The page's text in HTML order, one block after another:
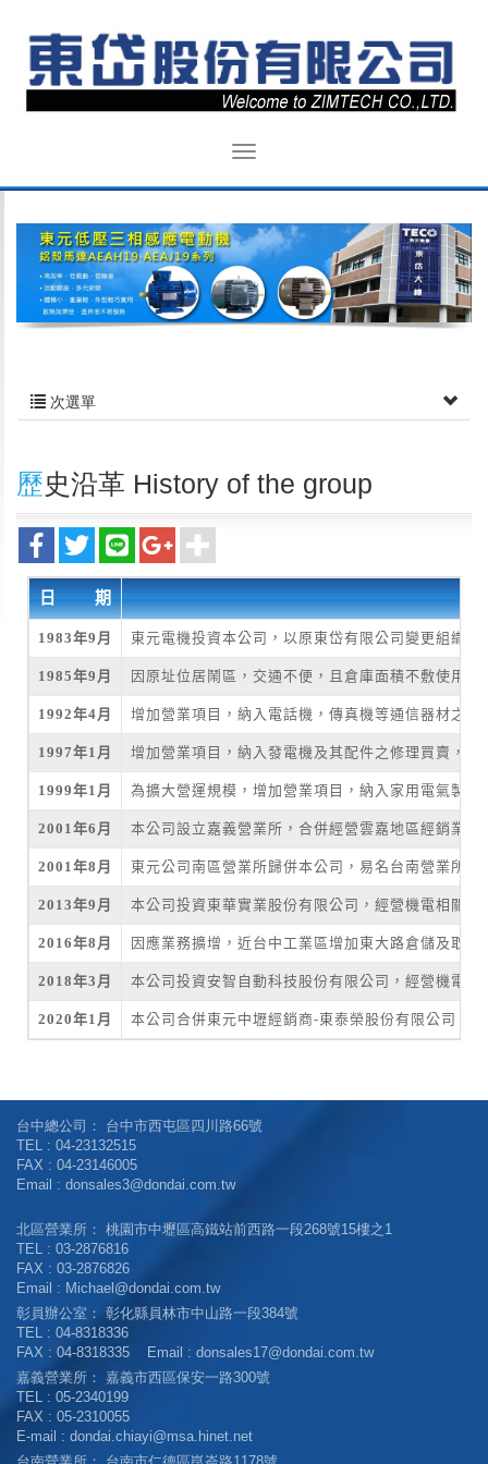
次選單
歷史沿革 History of the group
日 期
1983年9月 東元電機投資本公司，以原東岱有限公司變更組織
1985年9月 因原址位居鬧區，交通不便，且倉庫面積不敷使用
1992年4月 增加營業項目，納入電話機，傳真機等通信器材之
1997年1月 增加營業項目，納入發電機及其配件之修理買賣，
1999年1月 為擴大營運規模，增加營業項目，納入家用電氣製
2001年6月 本公司設立嘉義營業所，合併經營雲嘉地區經銷業務
2001年8月 東元公司南區營業所歸併本公司，易名台南營業所繼
2013年9月 本公司投資東華實業股份有限公司，經營機電相關產
2016年8月 因應業務擴增，近台中工業區增加東大路倉儲及取貨
2018年3月 本公司投資安智自動科技股份有限公司，經營機電器
2020年1月 本公司合併東元中壢經銷商-東泰榮股份有限公司，
台中總公司： 台中市西屯區四川路66號
TEL : 04-23132515
FAX : 04-23146005
Email : donsales3@dondai.com.tw
北區營業所： 桃園市中壢區高鐵站前西路一段268號15樓之1
TEL : 03-2876816
FAX : 03-2876826
Email : Michael@dondai.com.tw
彰員辦公室： 彰化縣員林市中山路一段384號
TEL : 04-8318336
FAX : 04-8318335 Email : donsales17@dondai.com.tw
嘉義營業所： 嘉義市西區保安一路300號
TEL : 05-2340199
FAX : 05-2310055
E-mail : dondai.chiayi@msa.hinet.net